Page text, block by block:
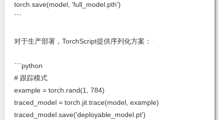
torch.save(model, 'full_model.pth')
```
对于生产部署，TorchScript提供序列化方案：
```python
# 跟踪模式
example = torch.rand(1, 784)
traced_model = torch.jit.trace(model, example)
traced_model.save('deployable_model.pt')